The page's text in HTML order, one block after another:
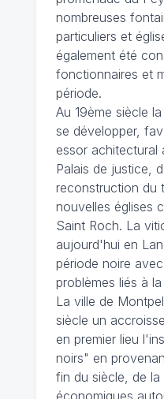
nombreuses
particuliers et
également été
fonctionnaires et
période.
Au 19ème siècle
se développer,
essor
Palais de justice,
reconstruction du
nouvelles églises
Saint Roch. La
aujourd'hui en
période noire
problèmes liés à
La ville de
siècle un
en premier lieu
noirs" en
fin du siècle, de
économiques